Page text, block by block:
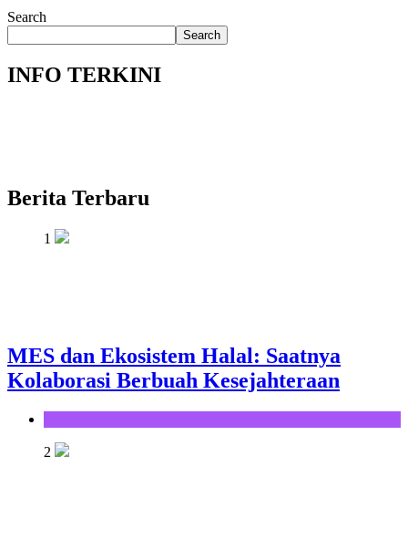
Search
Search
INFO TERKINI
Berita Terbaru
1
MES dan Ekosistem Halal: Saatnya
Kolaborasi Berbuah Kesejahteraan
2